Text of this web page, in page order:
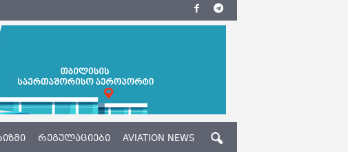
ᲠᲔᲒᲣᲚᲐᲪᲘᲔᲑᲘ AVIATION NEWS